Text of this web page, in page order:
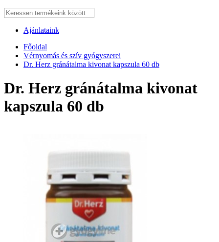
Ajánlataink
Főoldal
Vérnyomás és szív gyógyszerei
Dr. Herz gránátalma kivonat kapszula 60 db
Dr. Herz gránátalma kivonat
kapszula 60 db